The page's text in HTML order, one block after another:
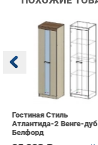
Атлантида-2 Венге-дуб
25 223 ₽
info@case-ekb.ru
КАТАЛОГ